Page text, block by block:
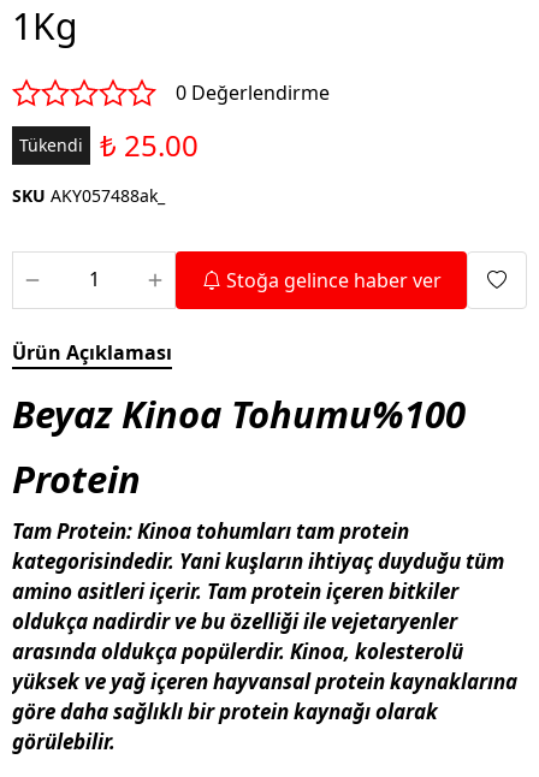
1Kg
0 Değerlendirme
Tükendi ₺ 25.00
SKU AKY057488ak_
Stoğa gelince haber ver
Ürün Açıklaması
Beyaz Kinoa Tohumu%100
Protein
Tam Protein: Kinoa tohumları tam protein
kategorisindedir. Yani kuşların ihtiyaç duyduğu tüm
amino asitleri içerir. Tam protein içeren bitkiler
oldukça nadirdir ve bu özelliği ile vejetaryenler
arasında oldukça popülerdir. Kinoa, kolesterolü
yüksek ve yağ içeren hayvansal protein kaynaklarına
göre daha sağlıklı bir protein kaynağı olarak
görülebilir.